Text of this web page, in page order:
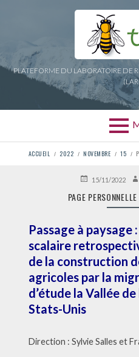
PLATEFORME DU LABORATOIRE DE
FIL
D'ARIANE
ACCUEIL 2022 NOVEMBRE 15
PUBLIÉ15/11/2022
PAGE
Passage à paysage
scalaire
de la construction
agricoles par la
d’étude la Vallée
Stats-Unis
Direction : Sylvie Salles et